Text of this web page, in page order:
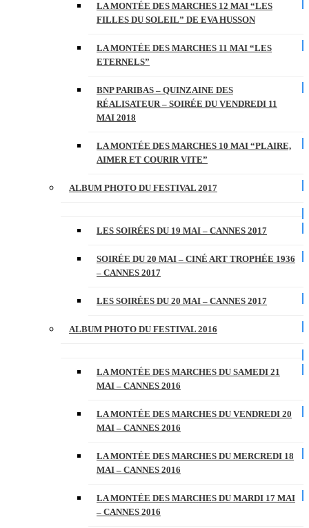
LA MONTÉE DES MARCHES 12 MAI “LES
FILLES DU SOLEIL” DE EVA HUSSON
LA MONTÉE DES MARCHES 11 MAI “LES
ETERNELS”
BNP PARIBAS – QUINZAINE DES
RÉALISATEUR – SOIRÉE DU VENDREDI 11
MAI 2018
LA MONTÉE DES MARCHES 10 MAI “PLAIRE,
AIMER ET COURIR VITE”
ALBUM PHOTO DU FESTIVAL 2017
LES SOIRÉES DU 19 MAI – CANNES 2017
SOIRÉE DU 20 MAI – CINÉ ART TROPHÉE 1936
– CANNES 2017
LES SOIRÉES DU 20 MAI – CANNES 2017
ALBUM PHOTO DU FESTIVAL 2016
LA MONTÉE DES MARCHES DU SAMEDI 21
MAI – CANNES 2016
LA MONTÉE DES MARCHES DU VENDREDI 20
MAI – CANNES 2016
LA MONTÉE DES MARCHES DU MERCREDI 18
MAI – CANNES 2016
LA MONTÉE DES MARCHES DU MARDI 17 MAI
– CANNES 2016